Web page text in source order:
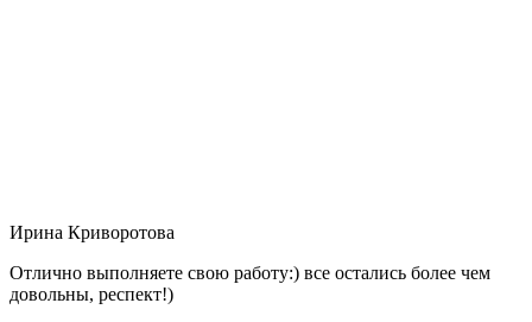
Ирина Криворотова
Отлично выполняете свою работу:) все остались более чем
довольны, респект!)